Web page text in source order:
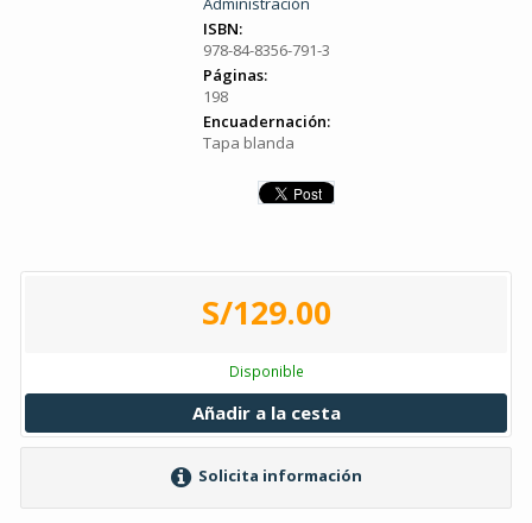
ISBN:
978-84-8356-791-3
Páginas:
198
Encuadernación:
Tapa blanda
S/129.00
Disponible
Añadir a la cesta
Solicita información